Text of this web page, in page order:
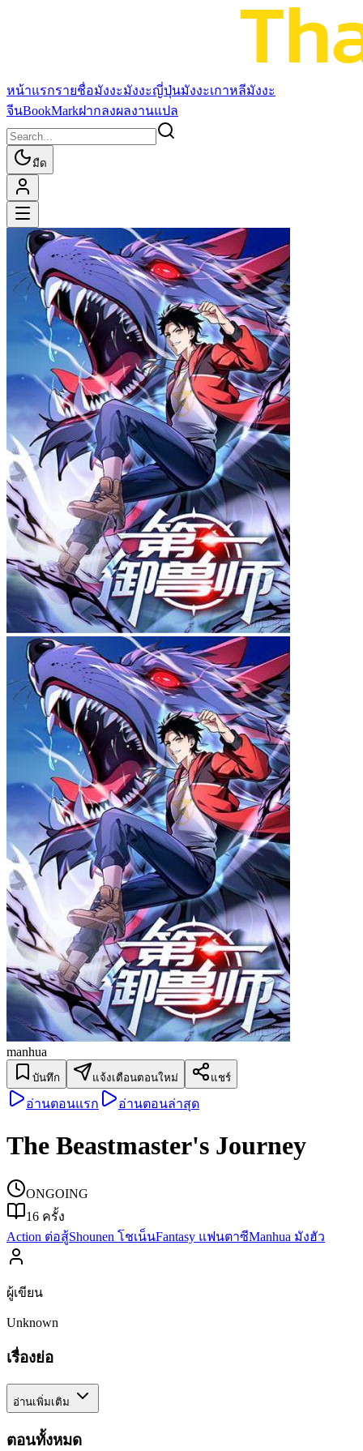
หน้าแรกรายชื่อมังงะมังงะญี่ปุ่นมังงะเกาหลีมังงะ
จีนBookMarkฝากลงผลงานแปล
มืด
manhua
บันทึก แจ้งเตือนตอนใหม่ แชร์
อ่านตอนแรก อ่านตอนล่าสุด
The Beastmaster's Journey
ONGOING
16 ครั้ง
Action ต่อสู้Shounen โชเน็นFantasy แฟนตาซีManhua มังฮัว
ผู้เขียน
Unknown
เรื่องย่อ
อ่านเพิ่มเติม
ตอนทั้งหมด